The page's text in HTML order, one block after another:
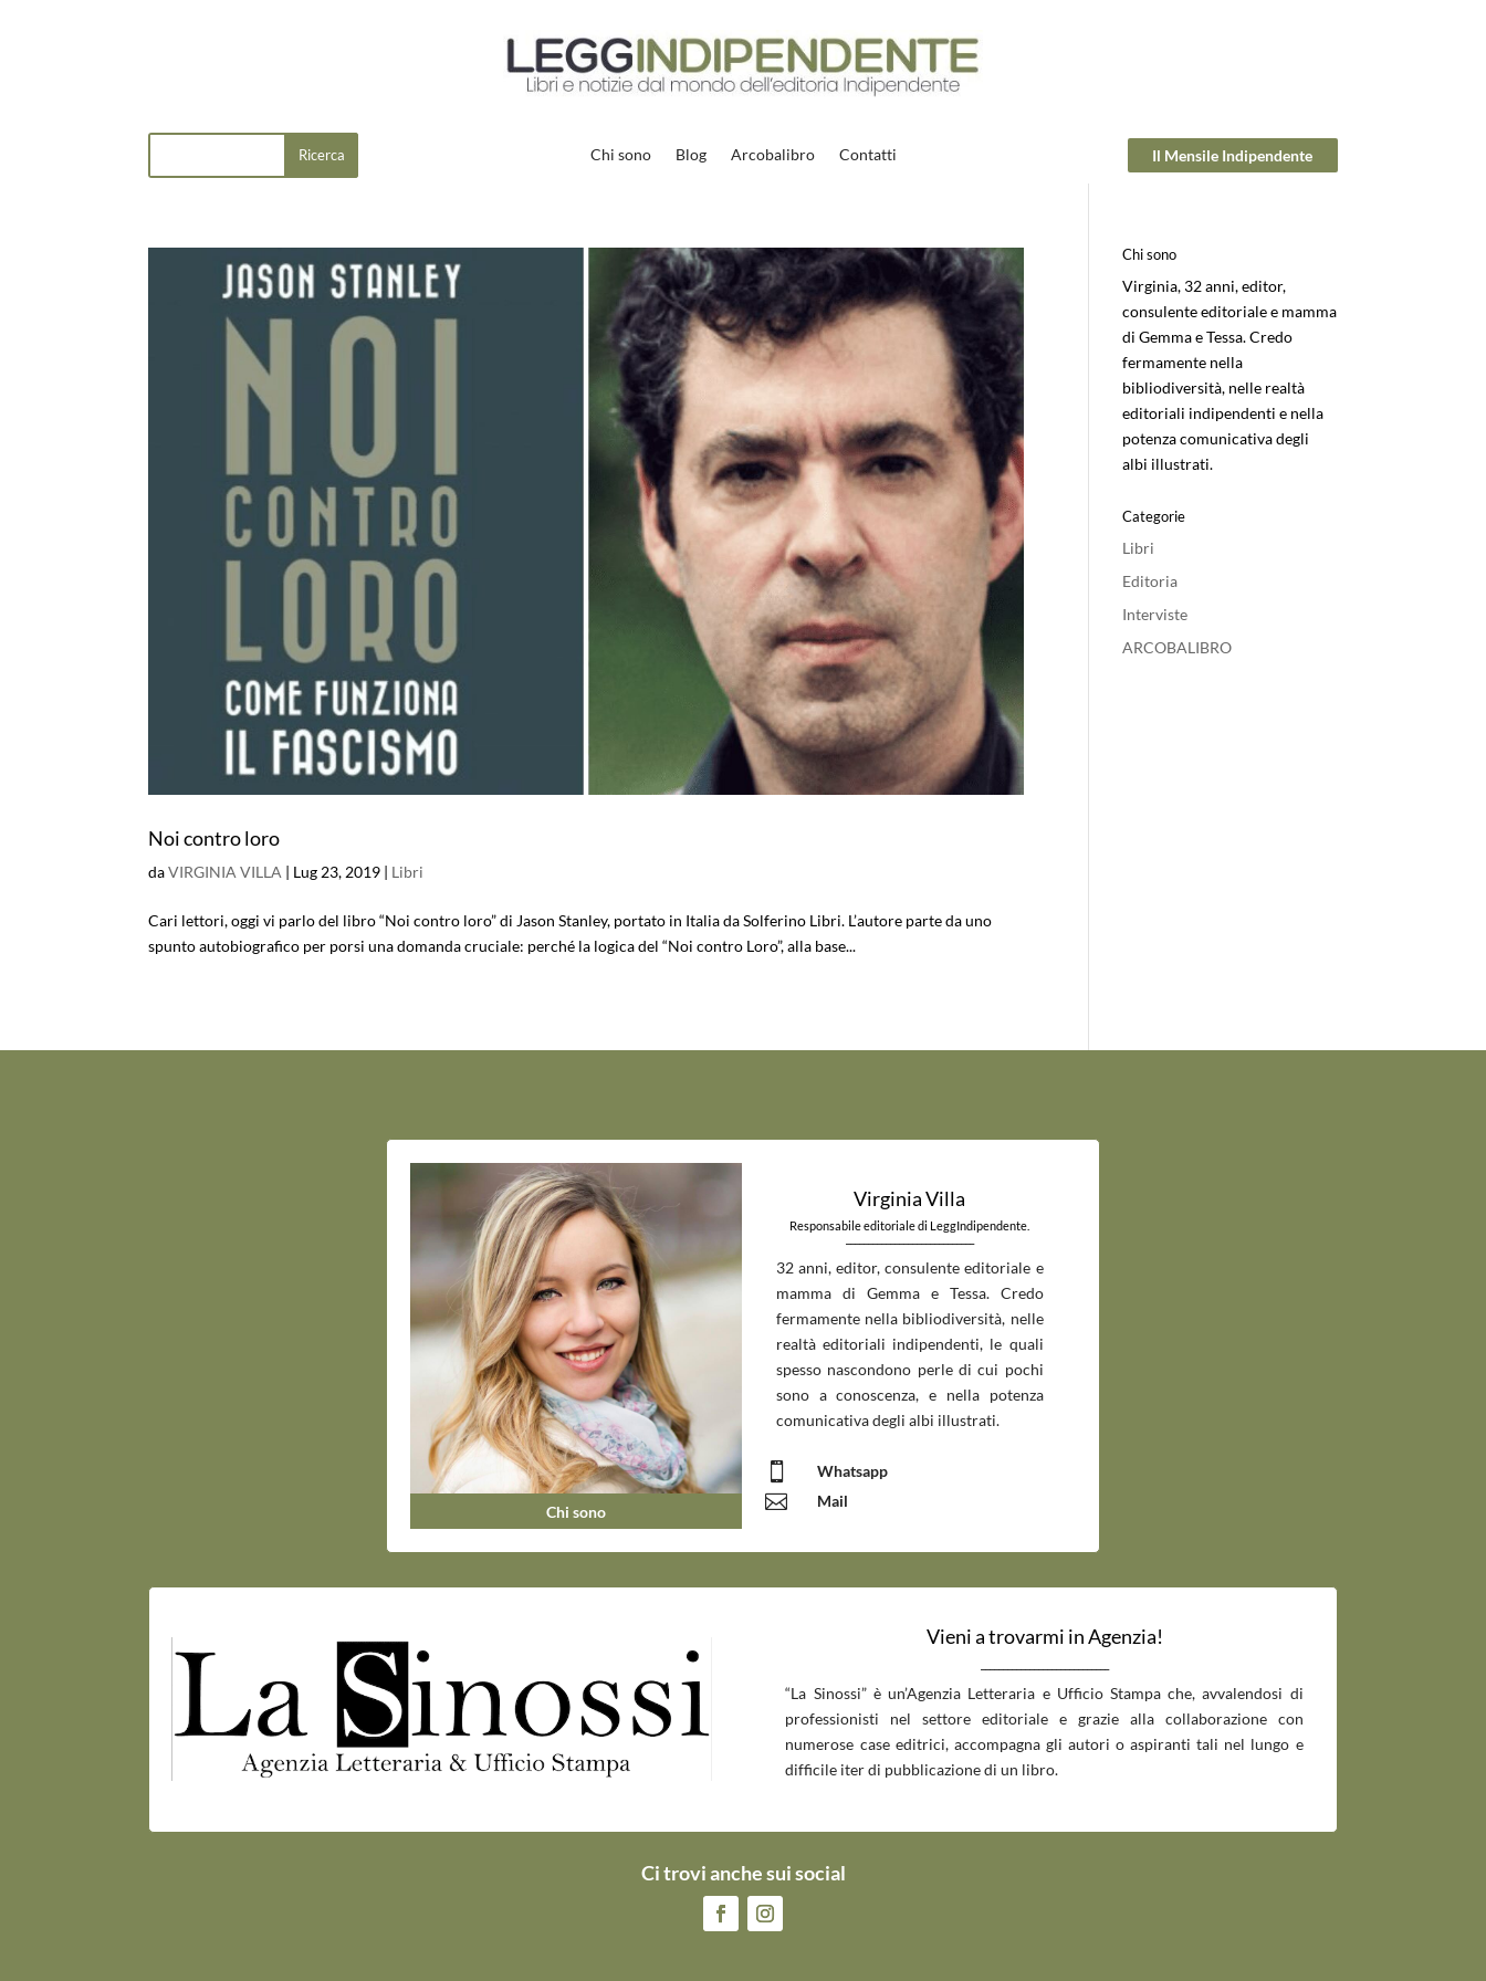
Chi sono Blog Arcobalibro Contatti Il Mensile Indipendente
Noi contro loro
daVIRGINIA VILLA | Lug 23, 2019 | Libri
Cari lettori, oggi vi parlo del libro “Noi contro loro” di Jason Stanley, portato in Italia da Solferino Libri. L’autore parte da uno
spunto autobiografico per porsi una domanda cruciale: perché la logica del “Noi contro Loro”, alla base...
Chi sono
Virginia, 32 anni, editor,
consulente editoriale e mamma
di Gemma e Tessa. Credo
fermamente nella
bibliodiversità, nelle realtà
editoriali indipendenti e nella
potenza comunicativa degli
albi illustrati.
Categorie
Libri
Editoria
Interviste
ARCOBALIBRO
Chi sono
Virginia Villa
Responsabile editoriale di LeggIndipendente.
_____________________________
32 anni, editor, consulente editoriale e
mamma di Gemma e Tessa. Credo
fermamente nella bibliodiversità, nelle
realtà editoriali indipendenti, le quali
spesso nascondono perle di cui pochi
sono a conoscenza, e nella potenza
comunicativa degli albi illustrati.
 Whatsapp
 Mail
Vieni a trovarmi in Agenzia!
“La Sinossi” è un’Agenzia Letteraria e Ufficio Stampa che, avvalendosi di
professionisti nel settore editoriale e grazie alla collaborazione con
numerose case editrici, accompagna gli autori o aspiranti tali nel lungo e
difficile iter di pubblicazione di un libro.
Ci trovi anche sui social